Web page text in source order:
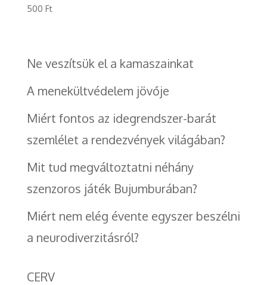
500 Ft
Ne veszítsük el a kamaszainkat
A menekültvédelem jövője
Miért fontos az idegrendszer-barát
szemlélet a rendezvények világában?
Mit tud megváltoztatni néhány
szenzoros játék Bujumburában?
Miért nem elég évente egyszer beszélni
a neurodiverzitásról?
CERV